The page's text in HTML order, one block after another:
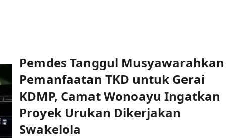
Pemdes Tanggul Musyawarahkan
Pemanfaatan TKD untuk Gerai
KDMP, Camat Wonoayu Ingatkan
Proyek Urukan Dikerjakan
Swakelola